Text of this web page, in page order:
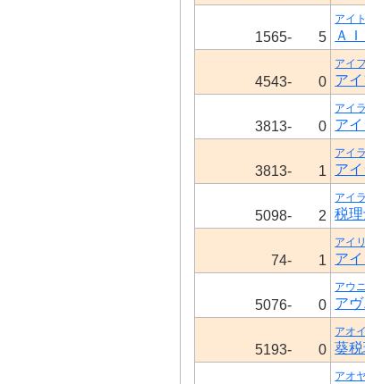
1565- 5
アイ
Ａ
4543- 0
アイ
ア
3813- 0
アイ
ア
3813- 1
アイ
ア
5098- 2
アイ
税
74- 1
アイ
ア
5076- 0
アウ
ア
5193- 0
アオ
葵税
アオ